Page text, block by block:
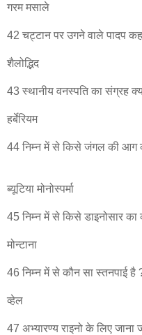
गरम मसाले
42 चट्टान पर उगने वाले पादप
शैलोद्भिद
43 स्थानीय वनस्पति का संग्रह
हर्बेरियम
44 निम्न में से किसे जंगल की आग
ब्यूटिया मोनोस्पर्मा
45 निम्न में से किसे डाइनोसार का
मोन्टाना
46 निम्न में से कौन सा स्तनपाई है
व्हेल
47 अभ्यारण्य राइनो के लिए जाना